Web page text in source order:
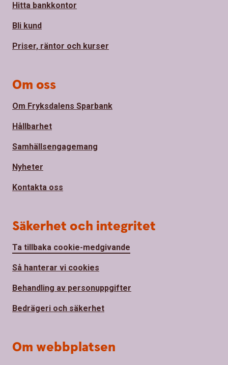
Hitta bankkontor
Bli kund
Priser, räntor och kurser
Om oss
Om Fryksdalens Sparbank
Hållbarhet
Samhällsengagemang
Nyheter
Kontakta oss
Säkerhet och integritet
Ta tillbaka cookie-medgivande
Så hanterar vi cookies
Behandling av personuppgifter
Bedrägeri och säkerhet
Om webbplatsen